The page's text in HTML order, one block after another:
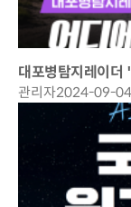
대포병탐지레이
관리자2024-09-04